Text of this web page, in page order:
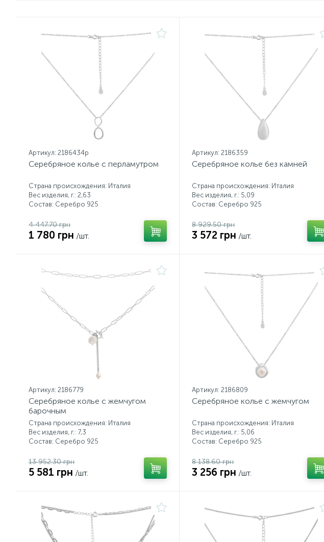
Артикул: 2186434p
Серебряное колье с перламутром
Страна происхождения: Италия
Вес изделия, г.: 2,63
Состав: Серебро 925
4 447.70 грн
1 780 грн /шт.
Артикул: 2186359
Серебряное колье без камней
Страна происхождения: Италия
Вес изделия, г.: 5,09
Состав: Серебро 925
8 929.50 грн
3 572 грн /шт.
Артикул: 2186779
Серебряное колье с жемчугом
барочным
Страна происхождения: Италия
Вес изделия, г.: 7,3
Состав: Серебро 925
13 952.30 грн
5 581 грн /шт.
Артикул: 2186809
Серебряное колье с жемчугом
Страна происхождения: Италия
Вес изделия, г.: 5,06
Состав: Серебро 925
8 138.60 грн
3 256 грн /шт.